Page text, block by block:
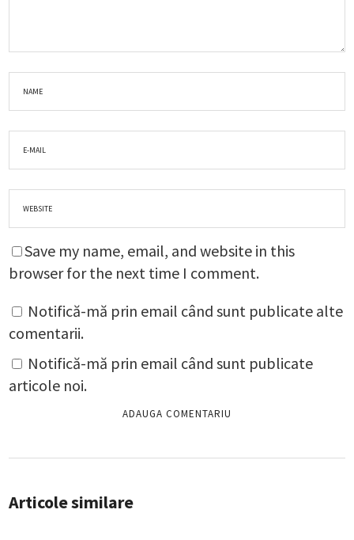
Save my name, email, and website in this
browser for the next time I comment.
Notifică-mă prin email când sunt publicate alte
comentarii.
Notifică-mă prin email când sunt publicate
articole noi.
Articole similare